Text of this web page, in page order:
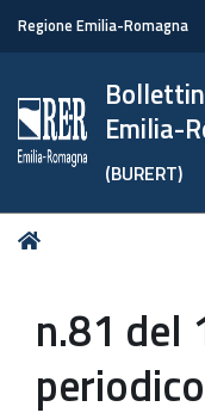
Regione Emilia-Romagna
Emilia-
(BURERT)
Tu
n.81 del